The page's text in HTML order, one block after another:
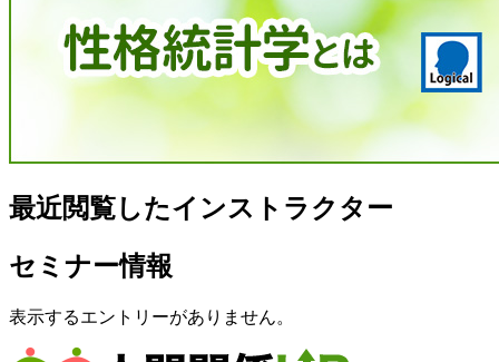
最近閲覧したインストラクター
セミナー情報
表示するエントリーがありません。